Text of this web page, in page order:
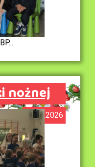
nożnej
06.05.2026